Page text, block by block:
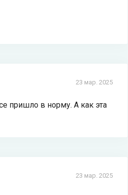
23 мар. 2025
пришло в норму. А как эта
23 мар. 2025